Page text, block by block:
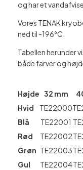
og har et
Vores TENAK
ned til -196°C.
Tabellen herunder
både farver og
Højde 32 mm
Hvid
TE22000
Blå
TE22001
Rød
TE22002
Grøn TE22003
Gul
TE22004